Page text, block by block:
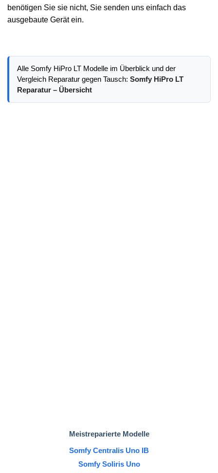
benötigen Sie sie nicht, Sie senden uns einfach das
ausgebaute Gerät ein.
Alle Somfy HiPro LT Modelle im Überblick und der
Vergleich Reparatur gegen Tausch: Somfy HiPro LT
Reparatur – Übersicht
Meistreparierte Modelle
Somfy Centralis Uno IB
Somfy Soliris Uno